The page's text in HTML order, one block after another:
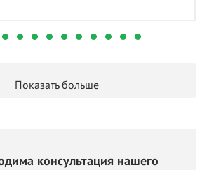
Показать больше
консультация нашего